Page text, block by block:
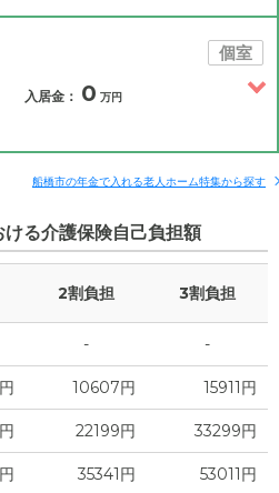
19.1
5.9 万円
2.2
0 万円
0 万円
0 万円
- 万円
個室
入居金： 0 万円
補足情報
27.3 万円
11
4.4 万円
0
船橋市の年金で入れる老人ホーム特集から探す
ける介護保険自己負担額
2割負担 3割負担
- -
10607円 15911円
22199円 33299円
35341円 53011円